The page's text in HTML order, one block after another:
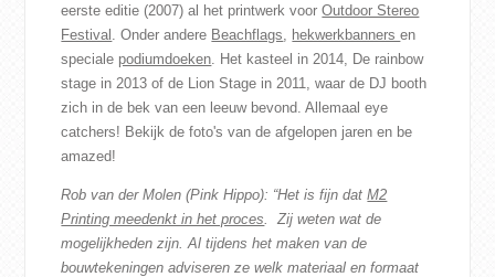
eerste editie (2007) al het printwerk voorOutdoor Stereo
Festival
. Onder andere Beachflags hekwerkbannersen
speciale podiumdoeken . Het kasteel in 2014, De rainbow
stage in 2013 of de Lion Stage in 2011, waar de DJ booth
zich in de bek van een leeuw bevond. Allemaal eye
catchers! Bekijk de foto's van de afgelopen jaren en be
amazed!
Rob van der Molen (Pink Hippo): “Het is fijn datM2
Printing meedenkt in het proces . Zij weten wat de
mogelijkheden zijn. Al tijdens het maken van de
bouwtekeningen adviseren ze welk materiaal en formaat